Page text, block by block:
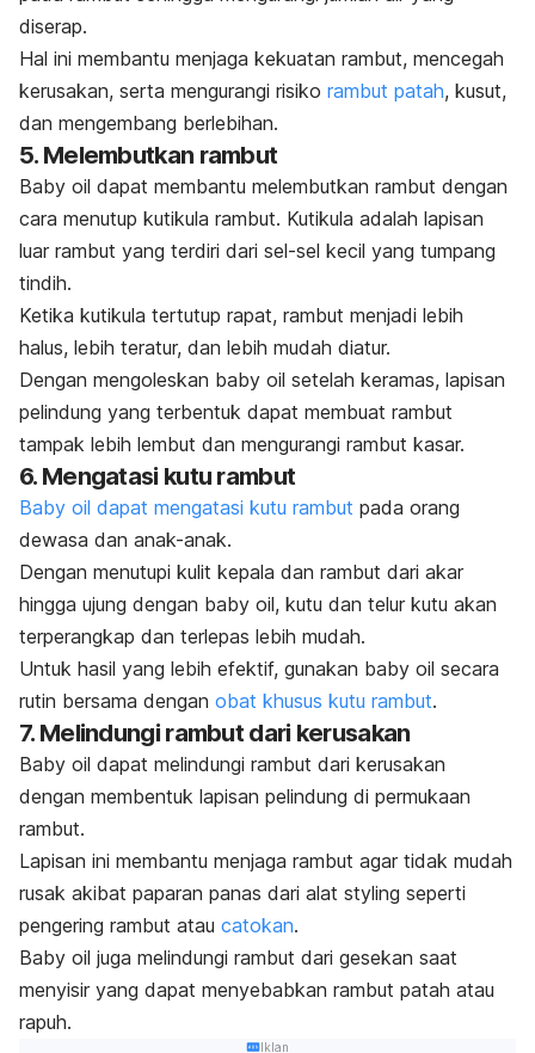
diserap.
Hal ini membantu menjaga kekuatan rambut, mencegah
kerusakan, serta mengurangi risiko rambut patah, kusut,
dan mengembang berlebihan.
5. Melembutkan rambut
Baby oil dapat membantu melembutkan rambut dengan
cara menutup kutikula rambut. Kutikula adalah lapisan
luar rambut yang terdiri dari sel-sel kecil yang tumpang
tindih.
Ketika kutikula tertutup rapat, rambut menjadi lebih
halus, lebih teratur, dan lebih mudah diatur.
Dengan mengoleskan baby oil setelah keramas, lapisan
pelindung yang terbentuk dapat membuat rambut
tampak lebih lembut dan mengurangi rambut kasar.
6. Mengatasi kutu rambut
Baby oil dapat mengatasi kutu rambut pada orang
dewasa dan anak-anak.
Dengan menutupi kulit kepala dan rambut dari akar
hingga ujung dengan baby oil, kutu dan telur kutu akan
terperangkap dan terlepas lebih mudah.
Untuk hasil yang lebih efektif, gunakan baby oil secara
rutin bersama dengan obat khusus kutu rambut.
7. Melindungi rambut dari kerusakan
Baby oil dapat melindungi rambut dari kerusakan
dengan membentuk lapisan pelindung di permukaan
rambut.
Lapisan ini membantu menjaga rambut agar tidak mudah
rusak akibat paparan panas dari alat styling seperti
pengering rambut atau catokan.
Baby oil juga melindungi rambut dari gesekan saat
menyisir yang dapat menyebabkan rambut patah atau
rapuh.
Iklan